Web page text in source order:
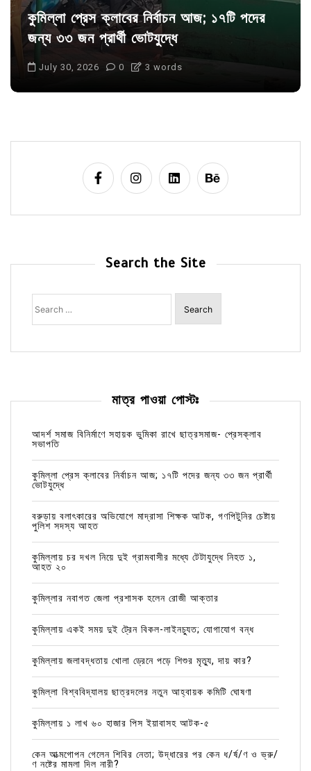
কুমিল্লা প্রেস ক্লাবের নির্বাচন আজ; ১৭টি পদের
জন্য ৩৩ জন প্রার্থী ভোটযুদ্ধে
July 30, 2026 0 3 words
Search the Site
Search
for:
মাত্র পাওয়া পোস্টঃ
আদর্শ সমাজ বিনির্মাণে সহায়ক ভুমিকা রাখে ছাত্রসমাজ- প্রেসক্লাব
সভাপতি
কুমিল্লা প্রেস ক্লাবের নির্বাচন আজ; ১৭টি পদের জন্য ৩৩ জন প্রার্থী
ভোটযুদ্ধে
বরুড়ায় বলাৎকারের অভিযোগে মাদ্রাসা শিক্ষক আটক, গণপিটুনির চেষ্টায়
পুলিশ সদস্য আহত
কুমিল্লায় চর দখল নিয়ে দুই গ্রামবাসীর মধ্যে টেটাযুদ্ধে নিহত ১,
আহত ২০
কুমিল্লার নবাগত জেলা প্রশাসক হলেন রোজী আক্তার
কুমিল্লায় একই সময় দুই ট্রেন বিকল-লাইনচ্যুত; যোগাযোগ বন্ধ
কুমিল্লায় জলাবদ্ধতায় খোলা ড্রেনে পড়ে শিশুর মৃত্যু, দায় কার?
কুমিল্লা বিশ্ববিদ্যালয় ছাত্রদলের নতুন আহ্বায়ক কমিটি ঘোষণা
কুমিল্লায় ১ লাখ ৬০ হাজার পিস ইয়াবাসহ আটক-৫
কেন আত্মগোপন গেলেন শিবির নেতা; উদ্ধারের পর কেন ধ/র্ষ/ণ ও ভ্রু/
ণ নষ্টের মামলা দিল নারী?